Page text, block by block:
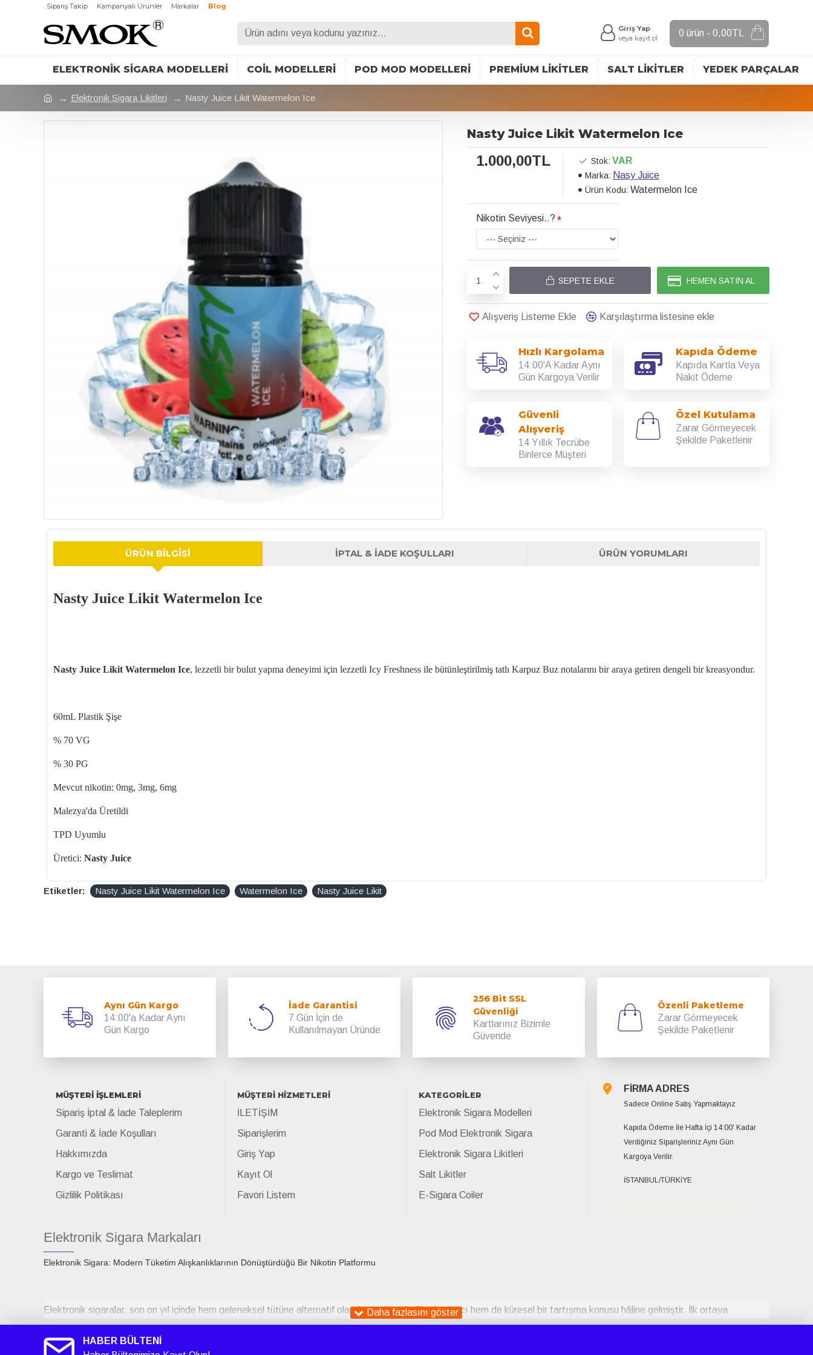
Sipariş Takip Kampanyalı Ürünler Markalar Blog
Giriş Yap
veya kayıt ol
0 ürün - 0,00TL
ELEKTRONIK SIGARA MODELLERI COIL MODELLERI POD MOD MODELLERI PREMIUM LIKITLER SALT LIKITLER YEDEK PARÇALAR
Elektronik Sigara Likitleri Nasty Juice Likit Watermelon Ice
Nasty Juice Likit Watermelon Ice
1.000,00TL Stok: VAR
Marka: Nasy Juice
Ürün Kodu: Watermelon Ice
Nikotin Seviyesi..?
SEPETE EKLE HEMEN SATIN AL
Alışveriş Listeme Ekle Karşılaştırma listesine ekle
Hızlı Kargolama
14:00'A Kadar Aynı
Gün Kargoya Verilir
Kapıda Ödeme
Kapıda Kartla Veya
Nakit Ödeme
Güvenli
Alışveriş
14 Yıllık Tecrübe
Binlerce Müşteri
Özel Kutulama
Zarar Görmeyecek
Şekilde Paketlenir
ÜRÜN BILGISI İPTAL & İADE KOŞULLARI ÜRÜN YORUMLARI
Nasty Juice Likit Watermelon Ice
Nasty Juice Likit Watermelon Ice, lezzetli bir bulut yapma deneyimi için lezzetli Icy Freshness ile bütünleştirilmiş tatlı Karpuz Buz notalarını bir araya getiren dengeli bir kreasyondur.
60mL Plastik Şişe
% 70 VG
% 30 PG
Mevcut nikotin: 0mg, 3mg, 6mg
Malezya'da Üretildi
TPD Uyumlu
Üretici: Nasty Juice
Etiketler: Nasty Juice Likit Watermelon Ice Watermelon Ice Nasty Juice Likit
Aynı Gün Kargo
14:00'a Kadar Aynı
Gün Kargo
İade Garantisi
7 Gün İçin de
Kullanılmayan Üründe
256 Bit SSL
Güvenliği
Kartlarınız Bizimle
Güvende
Özenli Paketleme
Zarar Görmeyecek
Şekilde Paketlenir
MÜŞTERİ İŞLEMLERİ
Sipariş İptal & İade Taleplerim
Garanti & İade Koşulları
Hakkımızda
Kargo ve Teslimat
Gizlilik Politikası
MÜŞTERİ HİZMETLERİ
İLETİŞİM
Siparişlerim
Giriş Yap
Kayıt Ol
Favori Listem
KATEGORİLER
Elektronik Sigara Modelleri
Pod Mod Elektronik Sigara
Elektronik Sigara Likitleri
Salt Likitler
E-Sigara Coiler
FİRMA ADRES
Sadece Online Satış Yapmaktayız
Kapıda Ödeme İle Hafta İçi 14:00' Kadar
Verdiğiniz Siparişleriniz Aynı Gün
Kargoya Verilir.
İSTANBUL/TÜRKİYE
Elektronik Sigara Markaları
Elektronik Sigara: Modern Tüketim Alışkanlıklarının Dönüştürdüğü Bir Nikotin Platformu
Elektronik sigaralar, son on yıl içinde hem geleneksel tütüne alternatif olarak sunulan bir tüketim aracı hem de küresel bir tartışma konusu hâline gelmiştir. İlk ortaya
çıktıklarında sigara bırakmaya yardımcı bir teknoloji olarak tanıtılan e-sigaralar, günümüzde daha geniş bir sosyokültürel zeminde değerlendirilmektedir. Ürün
tasarımlarındaki gelişmeler, aromaların çeşitliliği ve pazarlama stratejilerindeki yenilikler, bu cihazların özellikle genç yetişkinler arasında dikkat çekici bir popülerlik
HABER BÜLTENİ